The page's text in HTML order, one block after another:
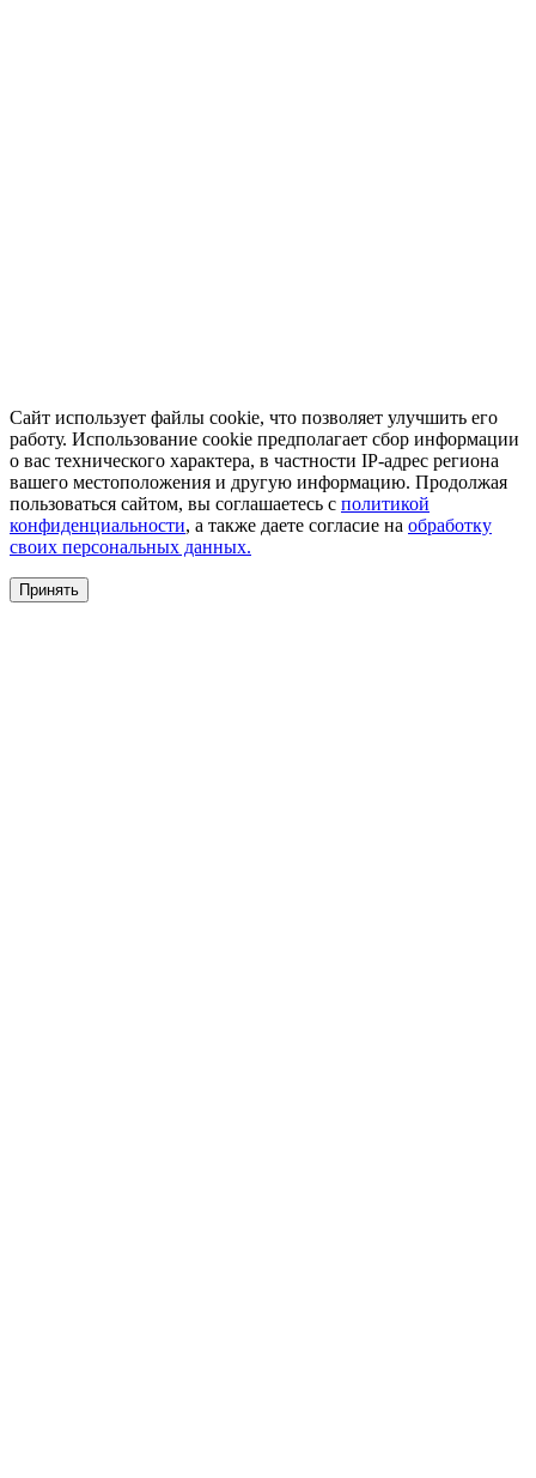
Сайт использует файлы cookie, что позволяет улучшить его
работу. Использование cookie предполагает сбор информации
о вас технического характера, в частности IP-адрес региона
вашего местоположения и другую информацию. Продолжая
пользоваться сайтом, вы соглашаетесь с политикой
конфиденциальности, а также даете согласие на обработку
своих персональных данных.
Принять